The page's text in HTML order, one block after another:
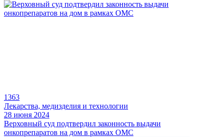
1363
Лекарства, медизделия и технологии
28 июня 2024
Верховный суд подтвердил законность выдачи
онкопрепаратов на дом в рамках ОМС